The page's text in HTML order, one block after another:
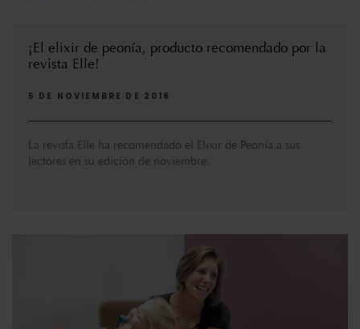
¡El elixir de peonía, producto recomendado por la
revista Elle!
5 DE NOVIEMBRE DE 2018
La revista Elle ha recomendado el Elixir de Peonía a sus
lectores en su edición de noviembre.